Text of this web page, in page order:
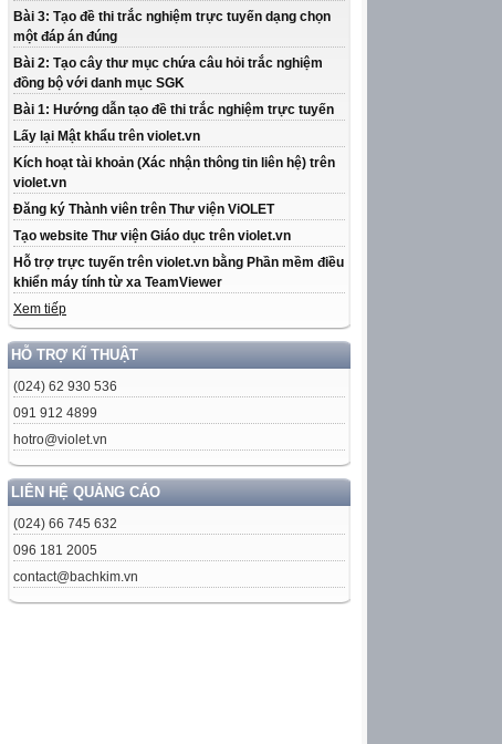
Bài 3: Tạo đề thi trắc nghiệm trực tuyến dạng chọn
một đáp án đúng
Bài 2: Tạo cây thư mục chứa câu hỏi trắc nghiệm
đồng bộ với danh mục SGK
Bài 1: Hướng dẫn tạo đề thi trắc nghiệm trực tuyến
Lấy lại Mật khẩu trên violet.vn
Kích hoạt tài khoản (Xác nhận thông tin liên hệ) trên
violet.vn
Đăng ký Thành viên trên Thư viện ViOLET
Tạo website Thư viện Giáo dục trên violet.vn
Hỗ trợ trực tuyến trên violet.vn bằng Phần mềm điều
khiển máy tính từ xa TeamViewer
Xem tiếp
HỖ TRỢ KĨ THUẬT
(024) 62 930 536
091 912 4899
hotro@violet.vn
LIÊN HỆ QUẢNG CÁO
(024) 66 745 632
096 181 2005
contact@bachkim.vn